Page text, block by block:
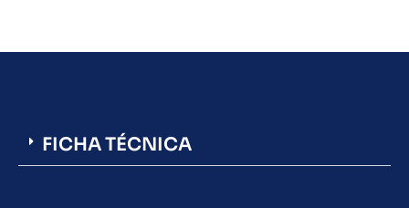
FICHA TÉCNICA